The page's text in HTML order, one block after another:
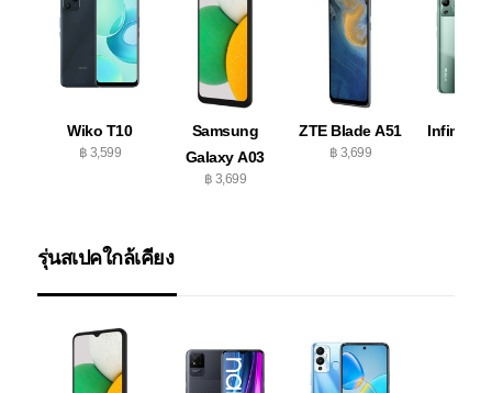
Wiko T10
฿ 3,599
Samsung
Galaxy A03
฿ 3,699
ZTE Blade A51
฿ 3,699
Infinix
รุ่นสเปคใกล้เคียง